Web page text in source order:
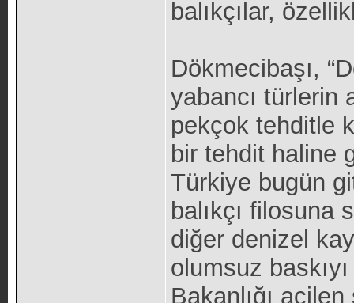
balıkçılar,
Dökmecibaşı,
yabancı türlerin
pekçok tehditle
bir tehdit haline
Türkiye bugün
balıkçı filosuna
diğer denizel
olumsuz
Bakanlığı